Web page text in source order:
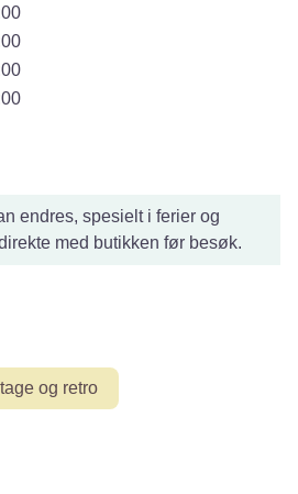
endres, spesielt i ferier og
med butikken før besøk.
og retro